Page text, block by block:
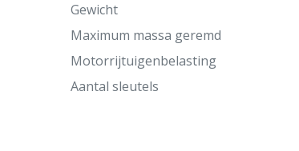
Gewicht
Maximum massa geremd
Motorrijtuigenbelasting
Aantal sleutels